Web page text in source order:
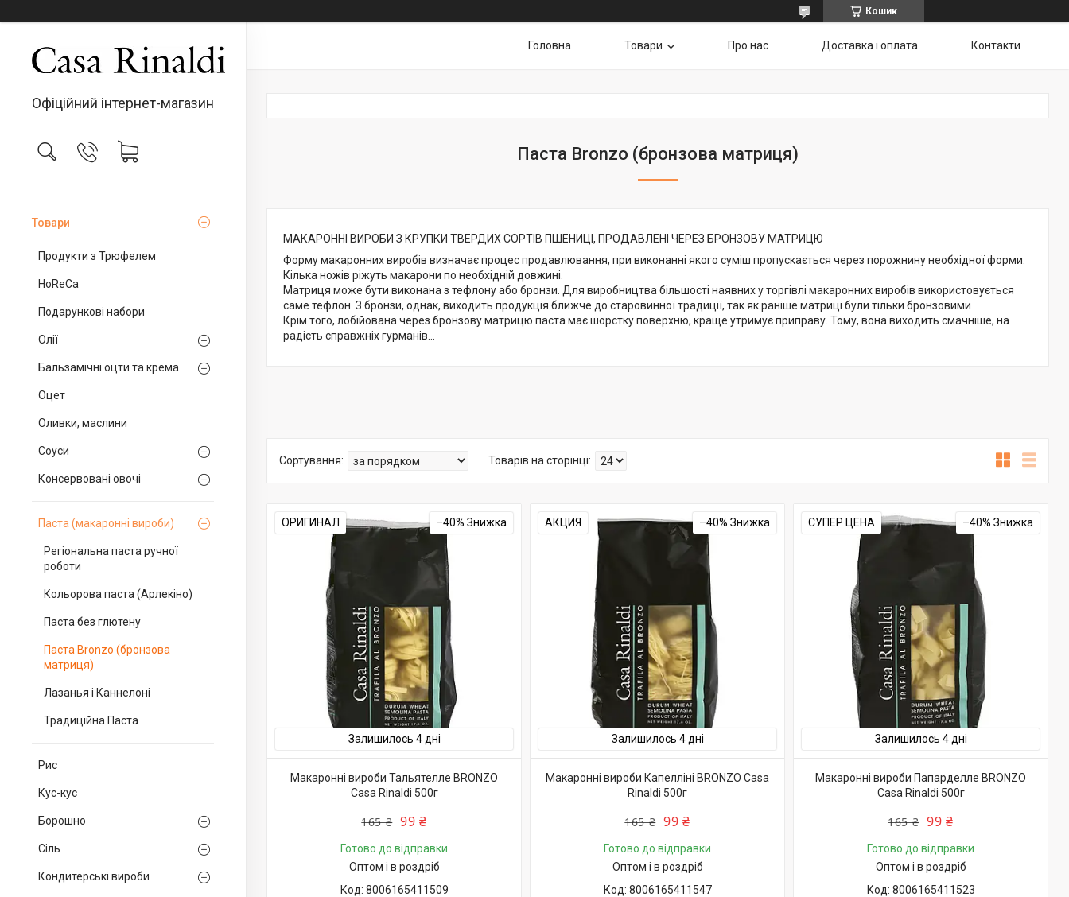
Кошик
Офіційний інтернет-магазин
Товари
Продукти з Трюфелем
HoReCa
Подарункові набори
Олії
Бальзамічні оцти та крема
Оцет
Оливки, маслини
Соуси
Консервовані овочі
Паста (макаронні вироби)
Регіональна паста ручної
роботи
Кольорова паста (Арлекіно)
Паста без глютену
Паста Bronzo (бронзова
матриця)
Лазанья і Каннелоні
Традиційна Паста
Рис
Кус-кус
Борошно
Сіль
Кондитерські вироби
Головна Товари Про нас Доставка і оплата Контакти
Паста Bronzo (бронзова матриця)
МАКАРОННІ ВИРОБИ З КРУПКИ ТВЕРДИХ СОРТІВ ПШЕНИЦІ, ПРОДАВЛЕНІ ЧЕРЕЗ БРОНЗОВУ МАТРИЦЮ
Форму макаронних виробів визначає процес продавлювання, при виконанні якого суміш пропускається через порожнину необхідної форми.
Кілька ножів ріжуть макарони по необхідній довжині.
Матриця може бути виконана з тефлону або бронзи. Для виробництва більшості наявних у торгівлі макаронних виробів використовується
саме тефлон. З бронзи, однак, виходить продукція ближче до старовинної традиції, так як раніше матриці були тільки бронзовими
Крім того, лобійована через бронзову матрицю паста має шорстку поверхню, краще утримує приправу. Тому, вона виходить смачніше, на
радість справжніх гурманів...
ОРИГИНАЛ –40%
Залишилось 4 дні
Макаронні вироби Тальятелле BRONZO
Casa Rinaldi 500г
165 ₴ 99 ₴
Готово до відправки
Оптом і в роздріб
8006165411509
АКЦИЯ –40%
Залишилось 4 дні
Макаронні вироби Капелліні BRONZO Casa
Rinaldi 500г
165 ₴ 99 ₴
Готово до відправки
Оптом і в роздріб
8006165411547
СУПЕР ЦЕНА –40%
Залишилось 4 дні
Макаронні вироби Папарделле BRONZO
Casa Rinaldi 500г
165 ₴ 99 ₴
Готово до відправки
Оптом і в роздріб
8006165411523